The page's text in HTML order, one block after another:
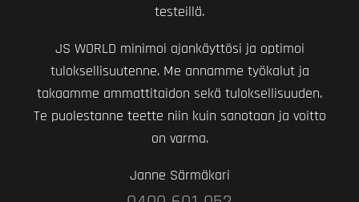
testeillä.
JS WORLD minimoi ajankäyttösi ja optimoi
tuloksellisuutenne. Me annamme työkalut ja
takaamme ammattitaidon sekä tuloksellisuuden.
Te puolestanne teette niin kuin sanotaan ja voitto
on varma.
Janne Särmäkari